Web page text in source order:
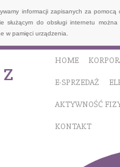
informacji zapisanych za
służącym do obsługi internetu
w pamięci urządzenia.
HOME
E-SPRZEDAŻ
AKTYWNOŚĆ
KONTAKT